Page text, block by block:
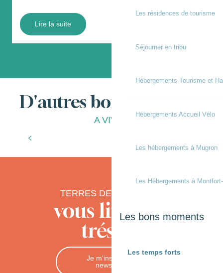
Les résidences de tourisme
Séjourner en tribu
Hébergements Tourisme et
Hébergements Accueil Vélo
Les hébergements à Mugron
Les Hébergements à
Les bons moments
Les temps forts
Lire la suite
D'autres bonnes choses
A VIVRE
Automne Gourmand
TERRES DE CHALOSSE
vous livre ses
trésors
Je m'inscris à la
newsletter